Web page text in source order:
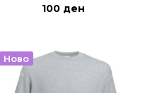
100 ден
Ново